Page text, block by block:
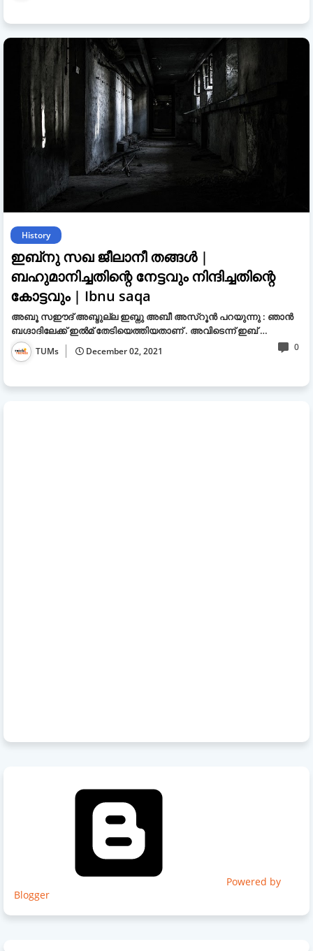
History
ഇബ്‌നു സഖ ജീലാനീ തങ്ങൾ |
ബഹുമാനിച്ചതിന്റെ നേട്ടവും നിന്ദിച്ചതിന്റെ
കോട്ടവും | Ibnu saqa
അബൂ സഈദ് അബ്ദുല്ല ഇബ്നു അബീ അസ്റൂൻ പറയുന്നു : ഞാൻ
ബഗ്ദാദിലേക്ക് ഇൽമ് തേടിയെത്തിയതാണ് . അവിടെന്ന് ഇബ് ‌…
TUMs December 02, 2021 0
Powered by
Blogger